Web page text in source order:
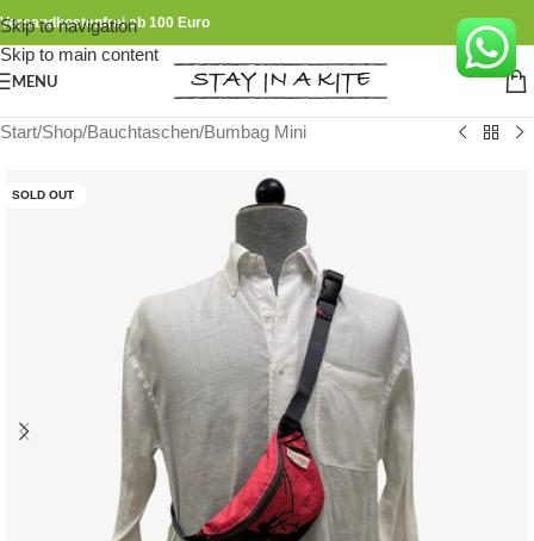
Skip to navigation
Skip to main content
Versandkostenfrei ab 100 Euro
MENU
Start/Shop/Bauchtaschen/Bumbag Mini
SOLD OUT